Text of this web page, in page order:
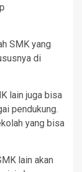
SMK yang
di
lain juga bisa
pendukung.
yang bisa
lain akan